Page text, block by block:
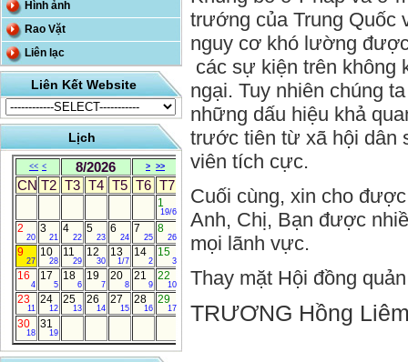
Hình ảnh
Rao Vặt
Liên lạc
Liên Kết Website
Lịch
<< < 8/2026 > >>
CN T2 T3 T4 T5 T6 T7
1
19/6
2
20
3
21
4
22
5
23
6
24
7
25
8
26
9
27
10
28
11
29
12
30
13
1/7
14
2
15
3
16
4
17
5
18
6
19
7
20
8
21
9
22
10
23
11
24
12
25
13
26
14
27
15
28
16
29
17
30
18
31
19
trướng của Trung Quốc
nguy cơ khó lường
các sự kiện trên không
ngại. Tuy nhiên chúng
những dấu hiệu khả
trước tiên từ xã hội dân
viên tích cực.
Cuối cùng, xin cho
Anh, Chị, Bạn được
mọi lãnh vực.
Thay mặt Hội đồng
TRƯƠNG Hồng